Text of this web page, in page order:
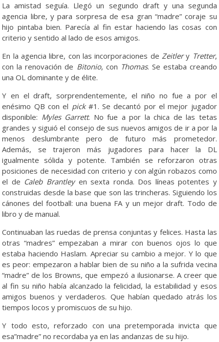
La amistad seguía. Llegó un segundo draft y una segunda
agencia libre, y para sorpresa de esa gran “madre” coraje su
hijo pintaba bien. Parecía al fin estar haciendo las cosas con
criterio y sentido al lado de esos amigos.
En la agencia libre, con las incorporaciones de Zeitlery Tretter,
con la renovación de Bitonio, con Thomas. Se estaba creando
una OL dominante y de élite.
Y en el draft, sorprendentemente, el niño no fue a por el
enésimo QB con el pick#1. Se decantó por el mejor jugador
disponible: Myles Garrett. No fue a por la chica de las tetas
grandes y siguió el consejo de sus nuevos amigos de ir a por la
menos deslumbrante pero de futuro más prometedor.
Además, se trajeron más jugadores para hacer la DL
igualmente sólida y potente. También se reforzaron otras
posiciones de necesidad con criterio y con algún robazos como
el de Caleb Brantleyen sexta ronda. Dos líneas potentes y
construidas desde la base que son las trincheras. Siguiendo los
cánones del football: una buena FA y un mejor draft. Todo de
libro y de manual.
Continuaban las ruedas de prensa conjuntas y felices. Hasta las
otras “madres” empezaban a mirar con buenos ojos lo que
estaba haciendo Haslam. Apreciar su cambio a mejor. Y lo que
es peor: empezaron a hablar bien de su niño a la sufrida vecina
“madre” de los Browns, que empezó a ilusionarse. A creer que
al fin su niño había alcanzado la felicidad, la estabilidad y esos
amigos buenos y verdaderos. Que habían quedado atrás los
tiempos locos y promiscuos de su hijo.
Y todo esto, reforzado con una pretemporada invicta que
esa”madre” no recordaba ya en las andanzas de su hijo.